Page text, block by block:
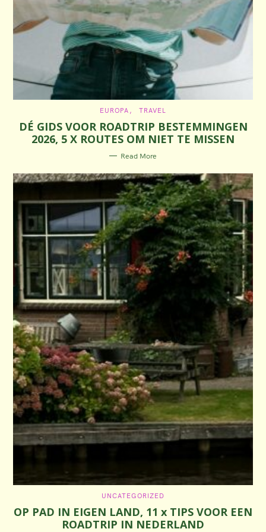
T
E
G
O
R
I
S
EUROPA TRAVEL
DÉ GIDS VOOR ROADTRIP BESTEMMINGEN
2026, 5 X ROUTES OM NIET TE MISSEN
Read More
C
T
E
UNCATEGORIZED
OP PAD IN EIGEN LAND, 11 x TIPS VOOR EEN
ROADTRIP IN NEDERLAND